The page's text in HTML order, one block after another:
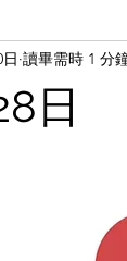
日
讀畢需時 1 分